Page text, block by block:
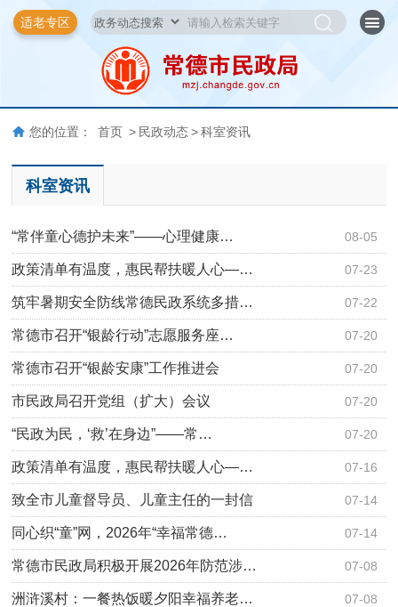
适老专区
您的位置： 首页 > 民政动态 > 科室资讯
科室资讯
08-05
“常伴童心德护未来”——心理健康…
07-23
政策清单有温度，惠民帮扶暖人心—…
07-22
筑牢暑期安全防线常德民政系统多措…
07-20
常德市召开“银龄行动”志愿服务座…
07-20
常德市召开“银龄安康”工作推进会
07-20
市民政局召开党组（扩大）会议
07-20
“民政为民，‘救’在身边”——常…
07-16
政策清单有温度，惠民帮扶暖人心—…
07-14
致全市儿童督导员、儿童主任的一封信
07-14
同心织“童”网，2026年“幸福常德…
07-08
常德市民政局积极开展2026年防范涉…
07-08
洲浒溪村：一餐热饭暖夕阳幸福养老…